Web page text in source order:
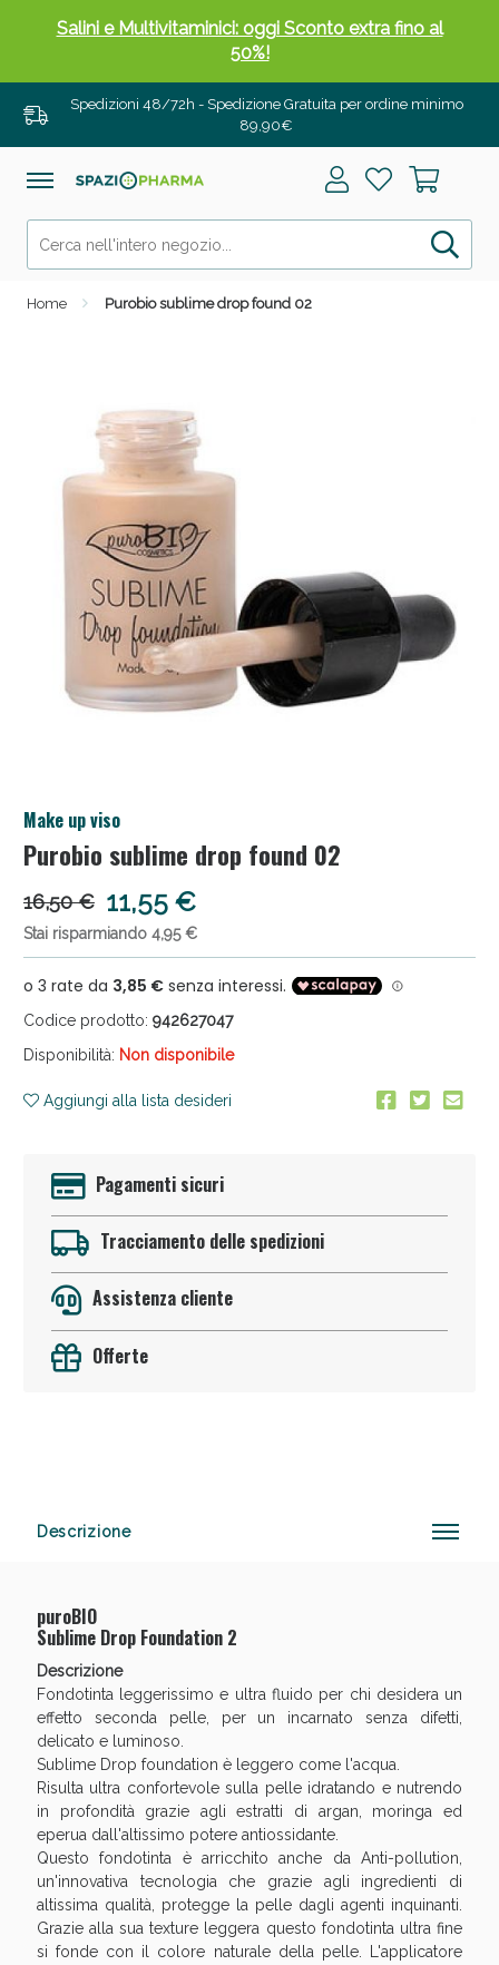
Spedizioni 48/72h - Spedizione Gratuita per ordine minimo
89,90€
Home Purobio sublime drop found 02
Make up viso
Purobio sublime drop found 02
16,50 € 11,55 €
Stai risparmiando 4,95 €
Codice prodotto: 942627047
Disponibilità: Non disponibile
Aggiungi alla lista desideri
Pagamenti sicuri
Tracciamento delle spedizioni
Assistenza cliente
Offerte
Descrizione
puroBIO
Sublime Drop Foundation 2
Descrizione
Fondotinta leggerissimo e ultra fluido per chi desidera un
effetto seconda pelle, per un incarnato senza difetti,
delicato e luminoso.
Sublime Drop foundation è leggero come l'acqua.
Risulta ultra confortevole sulla pelle idratando e nutrendo
in profondità grazie agli estratti di argan, moringa ed
eperua dall'altissimo potere antiossidante.
Questo fondotinta è arricchito anche da Anti-pollution,
un'innovativa tecnologia che grazie agli ingredienti di
altissima qualità, protegge la pelle dagli agenti inquinanti.
Grazie alla sua texture leggera questo fondotinta ultra fine
si fonde con il colore naturale della pelle. L'applicatore
Salini e Multivitaminici: oggi Sconto extra fino al
50%!
Anticellulite e Fanghi: Sconto fino al 40% valido
Anticellulite e Fanghi: Sconto fino al 40% valido
Sconto fino al 55% disponibile oggi!
Vie Urinarie e Prostata: Sconti fino al 45% oggi!